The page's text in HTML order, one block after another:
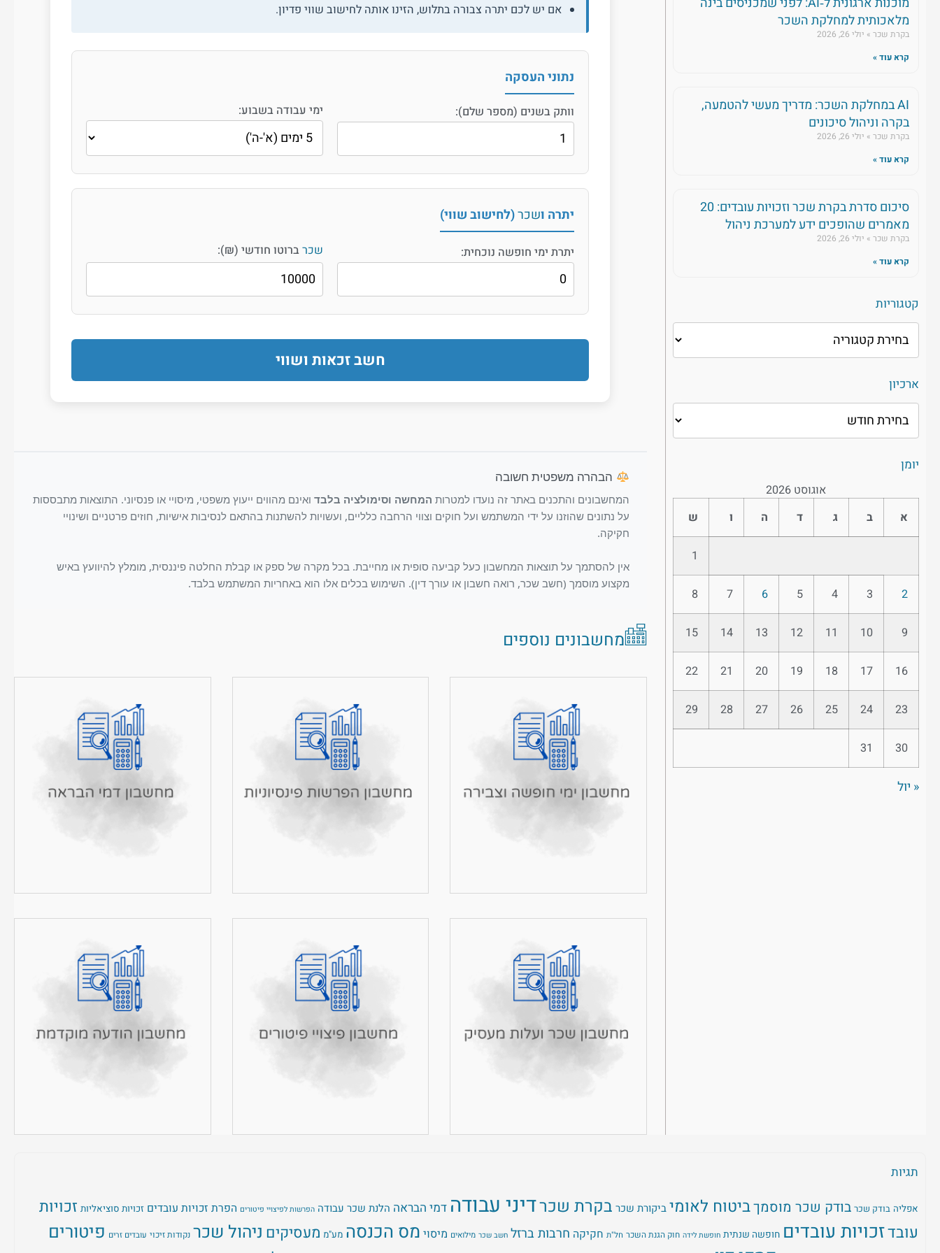
AI במחלקת השכר: כיצד מאמתים תוצאות ומונעים טעויות קריטיות
דף הבית » מרכז הטבלאות והמחשבונים » מחשבון ימי חופשה וצבירה AI במחלקת השכר 0מאמר הפתיחה 1מוכנות...
מלאכותית למחלקת השכר
בקרת שכר
יולי 26, 2026
קרא עוד »
AI במחלקת השכר: מדריך מעשי להטמעה,
בקרה וניהול סיכונים
בקרת שכר
יולי 26, 2026
קרא עוד »
סיכום סדרת בקרת שכר וזכויות עובדים: 20
מאמרים שהופכים ידע למערכת ניהול
בקרת שכר
יולי 26, 2026
קרא עוד »
קטגוריות
ארכיון
יומן
אוגוסט 2026
א
ב ג ד ה ו ש
1
2
3
4
5
6
7
8
9
10
11
12
13
14
15
16
17
18
19
20
21
22
23
24
25
26
27
28
29
30
31
« יול
אם יש לכם יתרה צבורה בתלוש, הזינו אותה לחישוב שווי פדיון.
נתוני העסקה
וותק בשנים (מספר שלם): ימי עבודה בשבוע:
יתרה ושכר(לחישוב שווי)
יתרת ימי חופשה נוכחית: שכרברוטו חודשי (₪):
חשב זכאות ושווי
הבהרה משפטית חשובה
המחשבונים והתכנים באתר זה נועדו למטרות המחשה וסימולציה בלבד ואינם מהווים ייעוץ משפטי, מיסויי או פנסיוני. התוצאות מתבססות
על נתונים שהוזנו על ידי המשתמש ועל חוקים וצווי הרחבה כלליים, ועשויות להשתנות בהתאם לנסיבות אישיות, חוזים פרטניים ושינויי
חקיקה.
אין להסתמך על תוצאות המחשבון כעל קביעה סופית או מחייבת. בכל מקרה של ספק או קבלת החלטה פיננסית, מומלץ להיוועץ באיש
מקצוע מוסמך (חשב שכר, רואה חשבון או עורך דין). השימוש בכלים אלו הוא באחריות המשתמש בלבד.
מחשבונים נוספים
תגיות
אפליה בודק שכר בודק שכר מוסמךביטוח לאומיביקורת שכר בקרת שכרדיני עבודה דמי הבראה הלנת שכר עבודה הפרשות לפיצויי פיטורים הפרת זכויות עובדים זכויות סוציאליות זכויות
עובדזכויות עובדים חופשה שנתית חופשת לידה חוק הגנת השכר חל"ת חקיקה חרבות ברזל חשב שכר מילואים מיסוי מס הכנסה מע"מ מעסיקים ניהול שכר נקודות זיכוי עובדים זרים פיטורים